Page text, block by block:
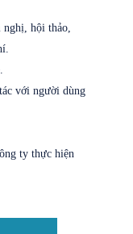
nghị, hội thảo,
với người dùng
ty thực hiện